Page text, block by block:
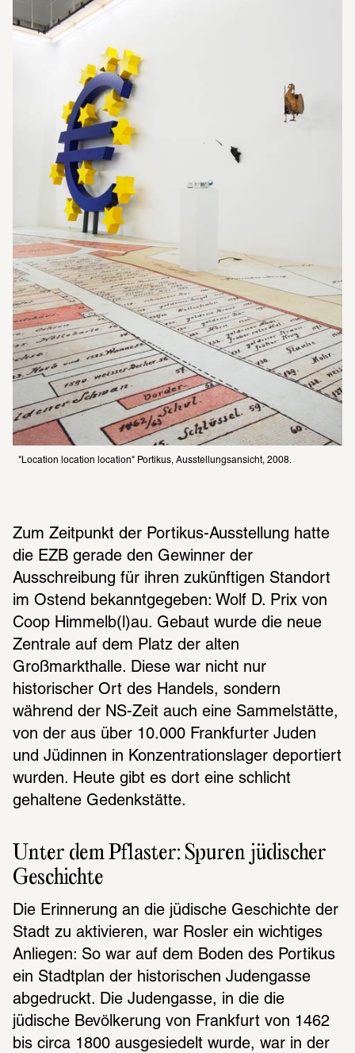
"Location location location" Portikus, Ausstellungsansicht, 2008.
Zum Zeitpunkt der Portikus-Ausstellung hatte
die EZB gerade den Gewinner der
Ausschreibung für ihren zukünftigen Standort
im Ostend bekanntgegeben: Wolf D. Prix von
Coop Himmelb(l)au. Gebaut wurde die neue
Zentrale auf dem Platz der alten
Großmarkthalle. Diese war nicht nur
historischer Ort des Handels, sondern
während der NS-Zeit auch eine Sammelstätte,
von der aus über 10.000 Frankfurter Juden
und Jüdinnen in Konzentrationslager deportiert
wurden. Heute gibt es dort eine schlicht
gehaltene Gedenkstätte.
Unter dem Pflaster: Spuren jüdischer
Geschichte
Die Erinnerung an die jüdische Geschichte der
Stadt zu aktivieren, war Rosler ein wichtiges
Anliegen: So war auf dem Boden des Portikus
ein Stadtplan der historischen Judengasse
abgedruckt. Die Judengasse, in die die
jüdische Bevölkerung von Frankfurt von 1462
bis circa 1800 ausgesiedelt wurde, war in der